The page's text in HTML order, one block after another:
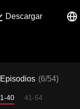
Descargar
Episodios (6/54)
1-40 41-54